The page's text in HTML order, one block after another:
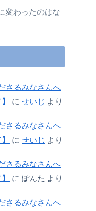
変わったのはな
さるみなさんへ
に せいじ より
さるみなさんへ
に せいじ より
さるみなさんへ
に ぽんた より
さるみなさんへ